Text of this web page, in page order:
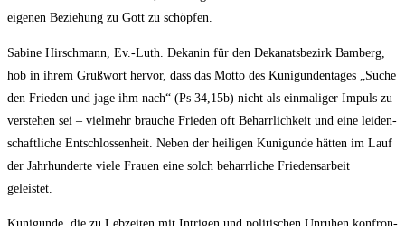
eige­nen Bezie­hung zu Gott zu schöpfen.
Sabi­ne Hirsch­mann, Ev.-Luth. Deka­nin für den Deka­nats­be­zirk Bam­berg,
hob in ihrem Gruß­wort her­vor, dass das Mot­to des Kuni­gun­den­ta­ges „Suche
den Frie­den und jage ihm nach“ (Ps 34,15b) nicht als ein­ma­li­ger Impuls zu
ver­ste­hen sei – viel­mehr brau­che Frie­den oft Beharr­lich­keit und eine lei­den­
schaft­li­che Ent­schlos­sen­heit. Neben der hei­li­gen Kuni­gun­de hät­ten im Lauf
der Jahr­hun­der­te vie­le Frau­en eine solch beharr­li­che Frie­dens­ar­beit
geleistet.